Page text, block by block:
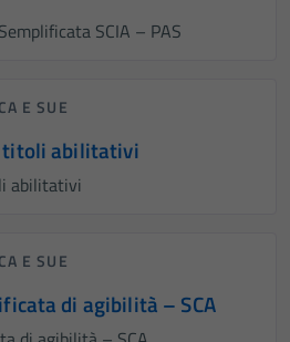
SCIA – PAS
E SUE
titoli abilitativi
abilitativi
E SUE
di agibilità – SCA